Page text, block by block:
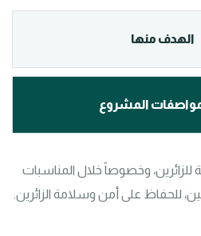
الهدف منها
المشروع
للحفاظ على أمن وسلامة الزائرين.